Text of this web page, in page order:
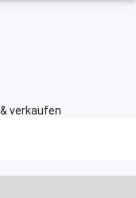
verkaufen